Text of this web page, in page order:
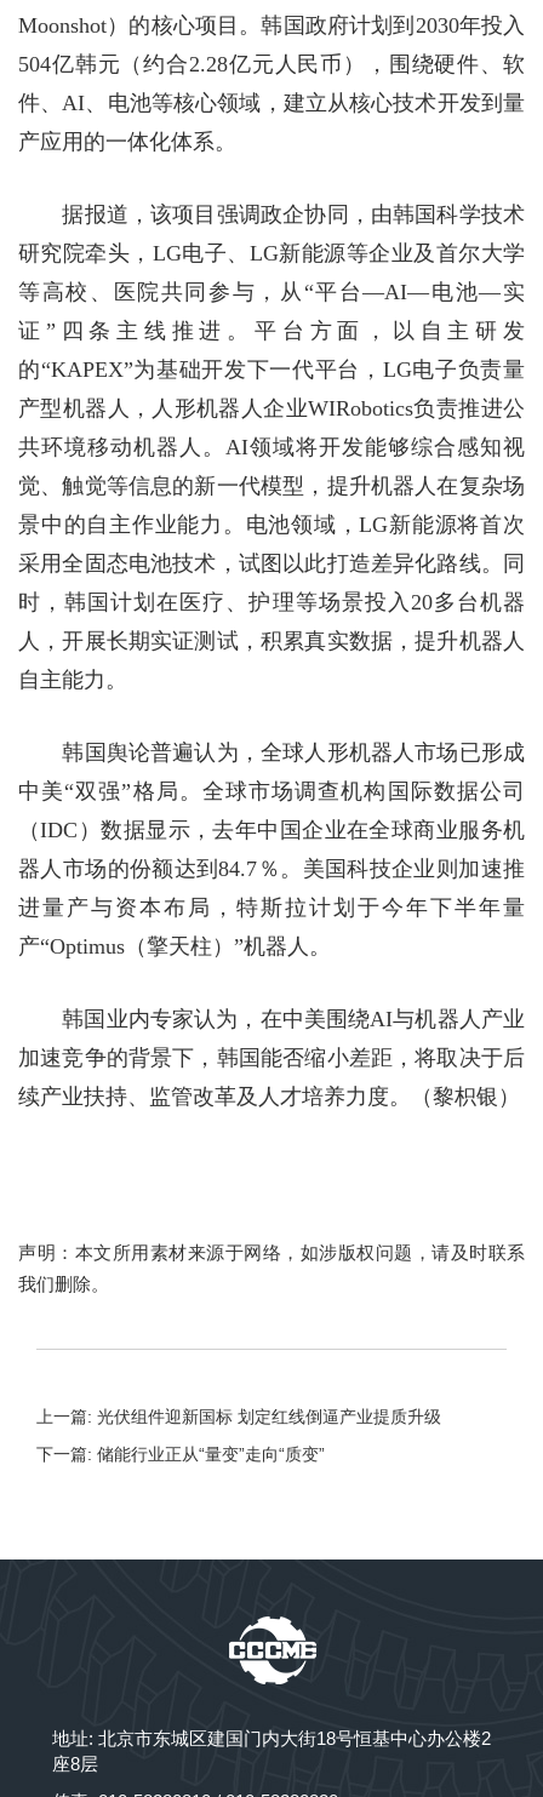
Moonshot）的核心项目。韩国政府计划到2030年投入
504亿韩元（约合2.28亿元人民币），围绕硬件、软
件、AI、电池等核心领域，建立从核心技术开发到量
产应用的一体化体系。
据报道，该项目强调政企协同，由韩国科学技术
研究院牵头，LG电子、LG新能源等企业及首尔大学
等高校、医院共同参与，从“平台—AI—电池—实
证”四条主线推进。平台方面，以自主研发
的“KAPEX”为基础开发下一代平台，LG电子负责量
产型机器人，人形机器人企业WIRobotics负责推进公
共环境移动机器人。AI领域将开发能够综合感知视
觉、触觉等信息的新一代模型，提升机器人在复杂场
景中的自主作业能力。电池领域，LG新能源将首次
采用全固态电池技术，试图以此打造差异化路线。同
时，韩国计划在医疗、护理等场景投入20多台机器
人，开展长期实证测试，积累真实数据，提升机器人
自主能力。
韩国舆论普遍认为，全球人形机器人市场已形成
中美“双强”格局。全球市场调查机构国际数据公司
（IDC）数据显示，去年中国企业在全球商业服务机
器人市场的份额达到84.7％。美国科技企业则加速推
进量产与资本布局，特斯拉计划于今年下半年量
产“Optimus（擎天柱）”机器人。
韩国业内专家认为，在中美围绕AI与机器人产业
加速竞争的背景下，韩国能否缩小差距，将取决于后
续产业扶持、监管改革及人才培养力度。（黎枳银）
声明：本文所用素材来源于网络，如涉版权问题，请及时联系
我们删除。
上一篇: 光伏组件迎新国标 划定红线倒逼产业提质升级
下一篇: 储能行业正从“量变”走向“质变”
地址: 北京市东城区建国门内大街18号恒基中心办公楼2
座8层